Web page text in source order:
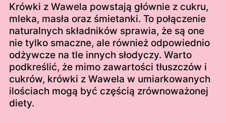
Krówki z Wawela powstają głównie z cukru,
mleka, masła oraz śmietanki. To połączenie
naturalnych składników sprawia, że są one
nie tylko smaczne, ale również odpowiednio
odżywcze na tle innych słodyczy. Warto
podkreślić, że mimo zawartości tłuszczów i
cukrów, krówki z Wawela w umiarkowanych
ilościach mogą być częścią zrównoważonej
diety.